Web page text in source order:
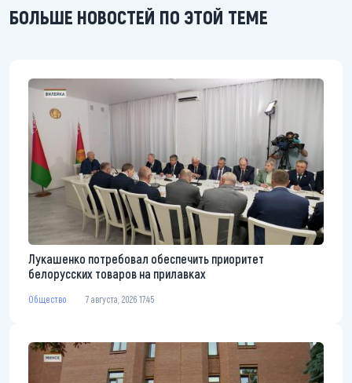
БОЛЬШЕ НОВОСТЕЙ ПО ЭТОЙ ТЕМЕ
Лукашенко потребовал обеспечить приоритет
белорусских товаров на прилавках
Общество 7 августа, 2026 17:45